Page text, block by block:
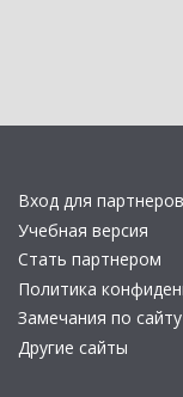
Вход для
Учебная версия
Стать партнером
Политика
Замечания по сайту
Другие сайты